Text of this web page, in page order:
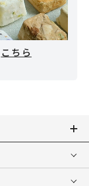
こちら